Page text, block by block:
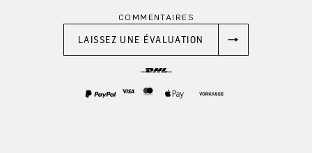
COMMENTAIRES
LAISSEZ UNE ÉVALUATION